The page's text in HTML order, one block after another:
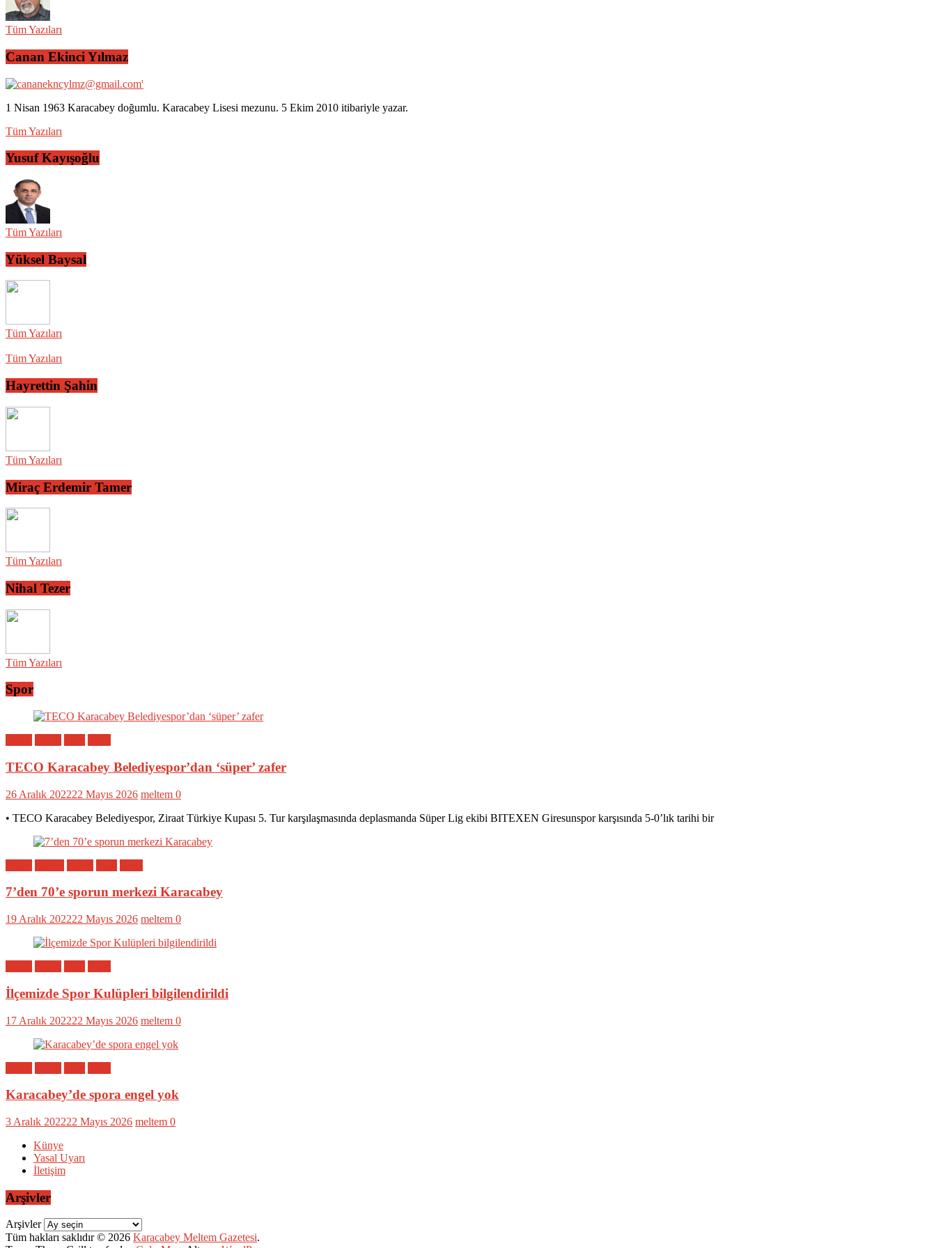
Tüm Yazıları
Canan Ekinci Yılmaz
1 Nisan 1963 Karacabey doğumlu. Karacabey Lisesi mezunu. 5 Ekim 2010 itibariyle yazar.
Tüm Yazıları
Yusuf Kayışoğlu
Tüm Yazıları
Yüksel Baysal
Tüm Yazıları
Tüm Yazıları
Hayrettin Şahin
Tüm Yazıları
Miraç Erdemir Tamer
Tüm Yazıları
Nihal Tezer
Tüm Yazıları
Spor
TECO Karacabey Belediyespor’dan ‘süper’ zafer
26 Aralık 202222 Mayıs 2026 meltem 0
• TECO Karacabey Belediyespor, Ziraat Türkiye Kupası 5. Tur karşılaşmasında deplasmanda Süper Lig ekibi BITEXEN Giresunspor karşısında 5-0’lık tarihi bir
7’den 70’e sporun merkezi Karacabey
19 Aralık 202222 Mayıs 2026 meltem 0
İlçemizde Spor Kulüpleri bilgilendirildi
17 Aralık 202222 Mayıs 2026 meltem 0
Karacabey’de spora engel yok
3 Aralık 202222 Mayıs 2026 meltem 0
Künye
Yasal Uyarı
İletişim
Arşivler
Arşivler
Tüm hakları saklıdır © 2026 Karacabey Meltem Gazetesi.